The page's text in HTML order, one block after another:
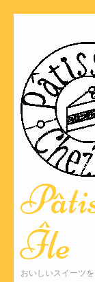
ツ
へ
(Enter
押
す)
Île
おいしいスイーツ